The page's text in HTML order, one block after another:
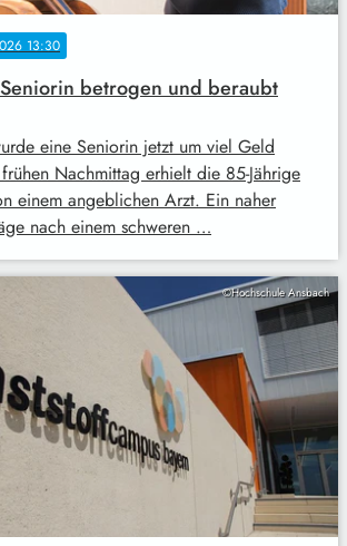
13:30
betrogen und beraubt
eine Seniorin jetzt um viel Geld
Nachmittag erhielt die 85-Jährige
einem angeblichen Arzt. Ein naher
nach einem schweren …
©Hochschule Ansbach